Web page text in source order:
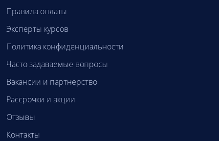
Правила оплаты
Эксперты курсов
Политика конфиденциальности
Часто задаваемые вопросы
Вакансии и партнерство
Рассрочки и акции
Отзывы
Контакты